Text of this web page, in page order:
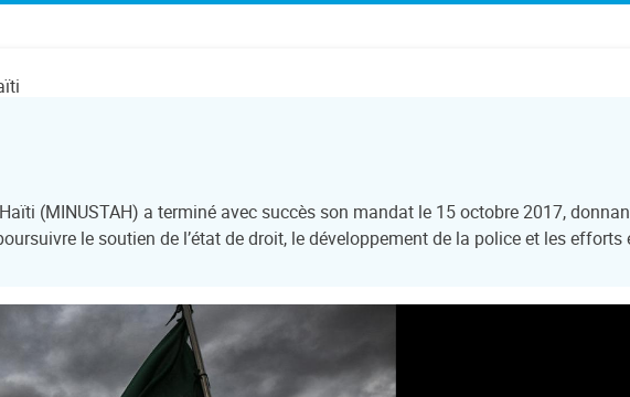
(MINUSTAH) a terminé avec succès son mandat le 15 octobre 2017,
le soutien de l’état de droit, le développement de la police et les